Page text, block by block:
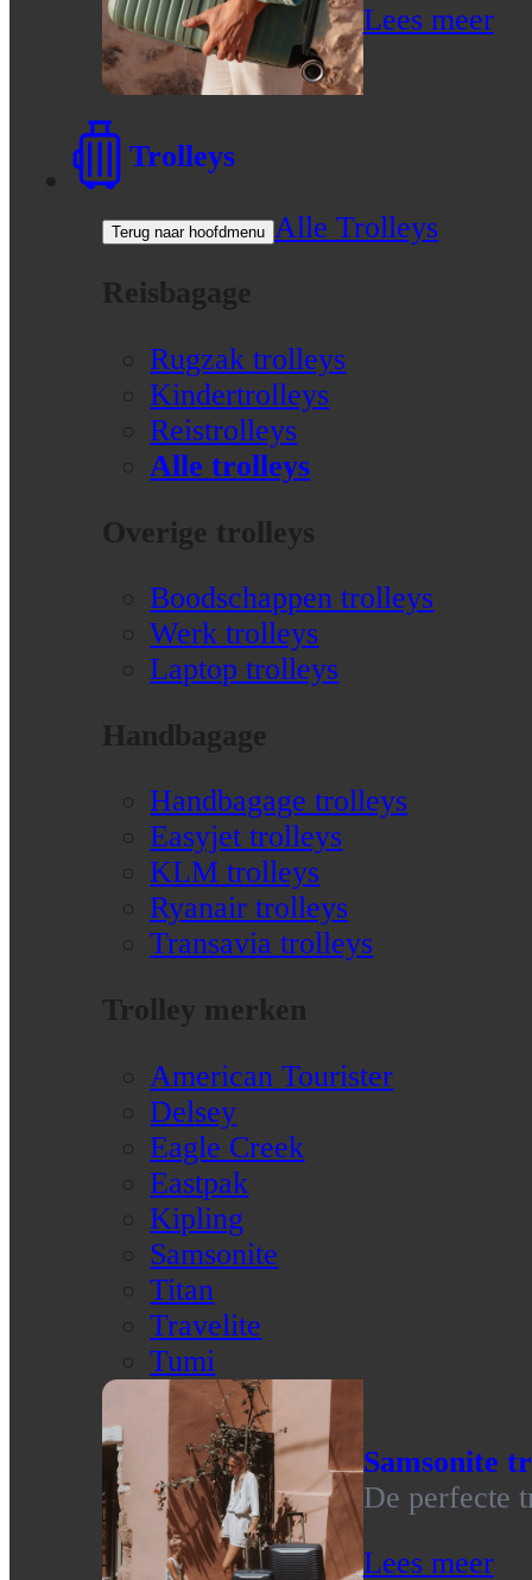
Lees meer
Trolleys
Terug naar hoofdmenu Alle Trolleys
Reisbagage
Rugzak trolleys
Kindertrolleys
Reistrolleys
Alle trolleys
Overige trolleys
Boodschappen trolleys
Werk trolleys
Laptop trolleys
Handbagage
Handbagage trolleys
Easyjet trolleys
KLM trolleys
Ryanair trolleys
Transavia trolleys
Trolley merken
American Tourister
Delsey
Eagle Creek
Eastpak
Kipling
Samsonite
Titan
Travelite
Tumi
Samsonite
De perfecte
Lees meer